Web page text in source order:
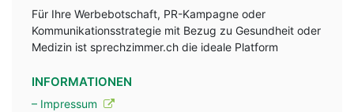
Für Ihre Werbebotschaft, PR-Kampagne oder
Kommunikationsstrategie mit Bezug zu Gesundheit oder
Medizin ist sprechzimmer.ch die ideale Platform
INFORMATIONEN
– Impressum